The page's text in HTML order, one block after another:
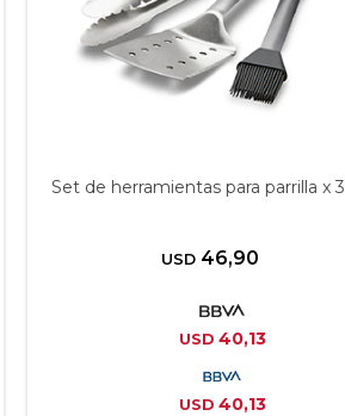
Set de herramientas para parrilla x 3
USD 46,90
USD 40,13
USD 40,13